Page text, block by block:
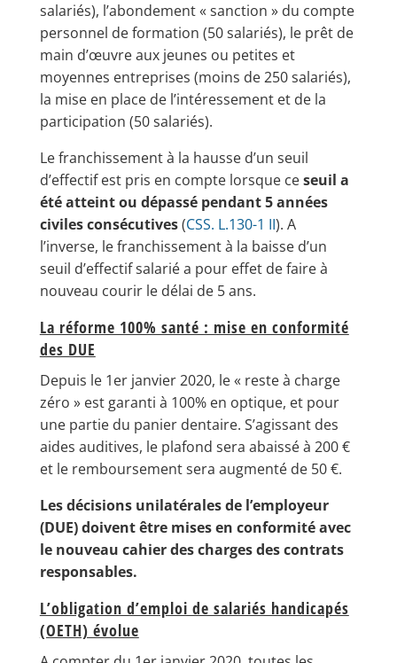
salariés), l’abondement « sanction » du compte
personnel de formation (50 salariés), le prêt de
main d’œuvre aux jeunes ou petites et
moyennes entreprises (moins de 250 salariés),
la mise en place de l’intéressement et de la
participation (50 salariés).
Le franchissement à la hausse d’un seuil
d’effectif est pris en compte lorsque ceseuil a
été atteint ou dépassé pendant 5 années
civiles consécutives(CSS. L.130-1 II). A
l’inverse, le franchissement à la baisse d’un
seuil d’effectif salarié a pour effet de faire à
nouveau courir le délai de 5 ans.
La réforme 100% santé : mise en conformité
des DUE
Depuis le 1er janvier 2020, le « reste à charge
zéro » est garanti à 100% en optique, et pour
une partie du panier dentaire. S’agissant des
aides auditives, le plafond sera abaissé à 200 €
et le remboursement sera augmenté de 50 €.
Les décisions unilatérales de l’employeur
(DUE) doivent être mises en conformité avec
le nouveau cahier des charges des contrats
responsables.
L’obligation d’emploi de salariés handicapés
(OETH) évolue